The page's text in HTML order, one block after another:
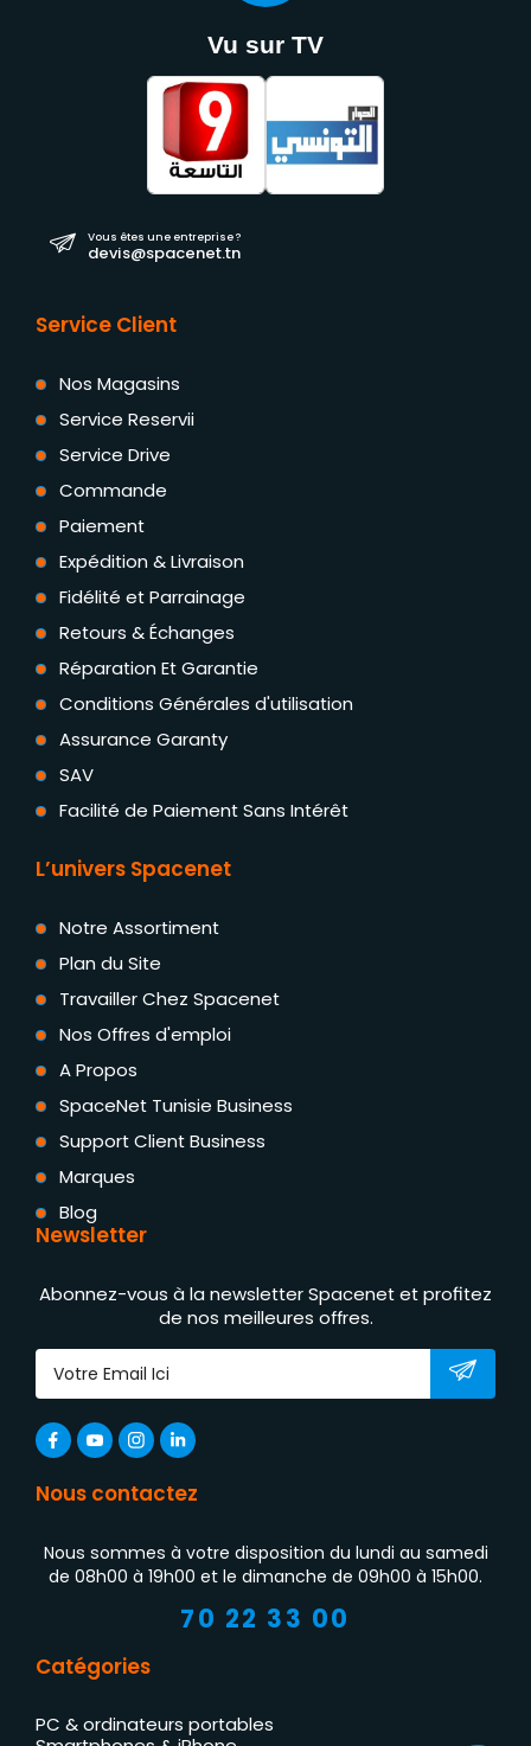
Vu sur TV
Vous êtes une entreprise ?
devis@spacenet.tn
Service Client
Nos Magasins
Service Reservii
Service Drive
Commande
Paiement
Expédition & Livraison
Fidélité et Parrainage
Retours & Échanges
Réparation Et Garantie
Conditions Générales d'utilisation
Assurance Garanty
SAV
Facilité de Paiement Sans Intérêt
L’univers Spacenet
Notre Assortiment
Plan du Site
Travailler Chez Spacenet
Nos Offres d'emploi
A Propos
SpaceNet Tunisie Business
Support Client Business
Marques
Blog
Newsletter
Abonnez-vous à la newsletter Spacenet et profitez
de nos meilleures offres.
Nous contactez
Nous sommes à votre disposition du lundi au samedi
de 08h00 à 19h00 et le dimanche de 09h00 à 15h00.
70 22 33 00
Catégories
PC & ordinateurs portables